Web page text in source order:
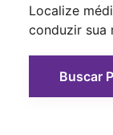
Localize
conduzir sua
Buscar